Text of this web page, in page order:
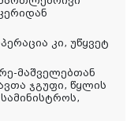
კი, უწყვეტ
მაშველებთან
ჯგუფი, წყლის